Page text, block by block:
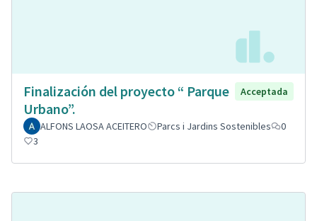
Finalización del proyecto “ Parque
Urbano”.
Acceptada
ALFONS LAOSA ACEITERO Parcs i Jardins Sostenibles
0
3